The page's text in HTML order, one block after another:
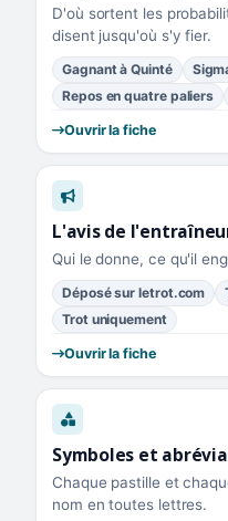
D'où sortent les
disent jusqu'où s'y fier.
Gagnant à Quinté
Repos en quatre paliers
Ouvrir la fiche
L'avis de
Qui le donne, ce qu'il
Déposé sur letrot.com
Trot uniquement
Ouvrir la fiche
Symboles et
Chaque pastille et
nom en toutes lettres.